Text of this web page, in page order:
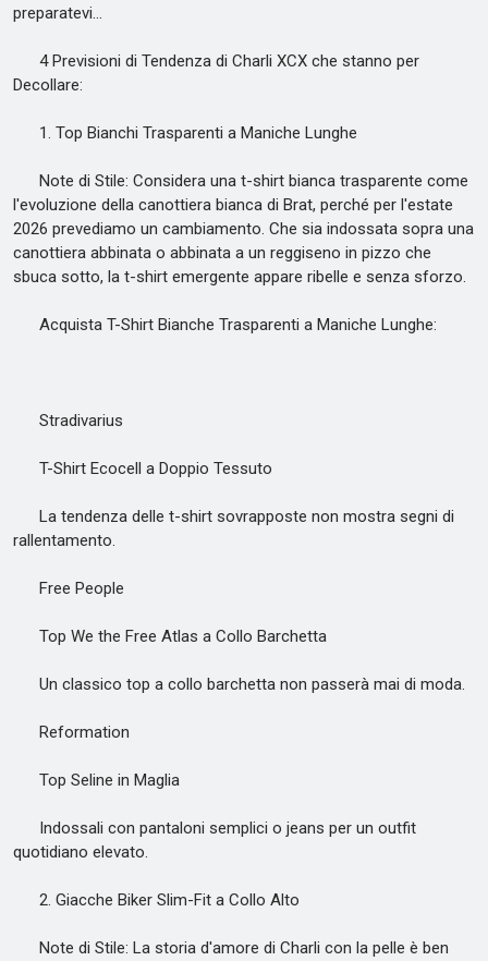
preparatevi...
4 Previsioni di Tendenza di Charli XCX che stanno per
Decollare:
1. Top Bianchi Trasparenti a Maniche Lunghe
Note di Stile: Considera una t-shirt bianca trasparente come
l'evoluzione della canottiera bianca di Brat, perché per l'estate
2026 prevediamo un cambiamento. Che sia indossata sopra una
canottiera abbinata o abbinata a un reggiseno in pizzo che
sbuca sotto, la t-shirt emergente appare ribelle e senza sforzo.
Acquista T-Shirt Bianche Trasparenti a Maniche Lunghe:
Stradivarius
T-Shirt Ecocell a Doppio Tessuto
La tendenza delle t-shirt sovrapposte non mostra segni di
rallentamento.
Free People
Top We the Free Atlas a Collo Barchetta
Un classico top a collo barchetta non passerà mai di moda.
Reformation
Top Seline in Maglia
Indossali con pantaloni semplici o jeans per un outfit
quotidiano elevato.
2. Giacche Biker Slim-Fit a Collo Alto
Note di Stile: La storia d'amore di Charli con la pelle è ben